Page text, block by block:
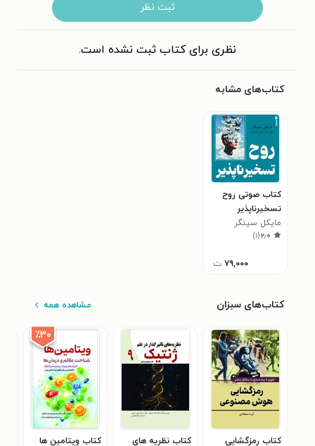
ثبت نظر
نظری برای کتاب ثبت نشده است.
کتاب‌های مشابه
کتاب صوتی روح
تسخیرناپذیر
(خلاصه کتاب)
مایکل سینگر
۲٫۰(۱)
۷۹,۰۰۰ ت
کتاب‌های سبزان مشاهده همه
کتاب رمزگشایی
کتاب نظریه های
٪۳۰
کتاب ویتامین ها